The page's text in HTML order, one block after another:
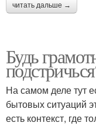
читать дальше →
Будь
На самом деле тут
бытовых ситуаций
есть контекст, где